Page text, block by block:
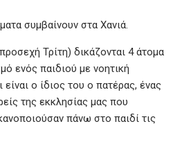
at
s
A
p
p
se
n
g
er
συμβαίνουν στα Χανιά.
Τρίτη) δικάζονται 4 άτομα
ενός παιδιού με νοητική
ο ίδιος του ο πατέρας, ένας
της εκκλησίας μας που
πάνω στο παιδί τις